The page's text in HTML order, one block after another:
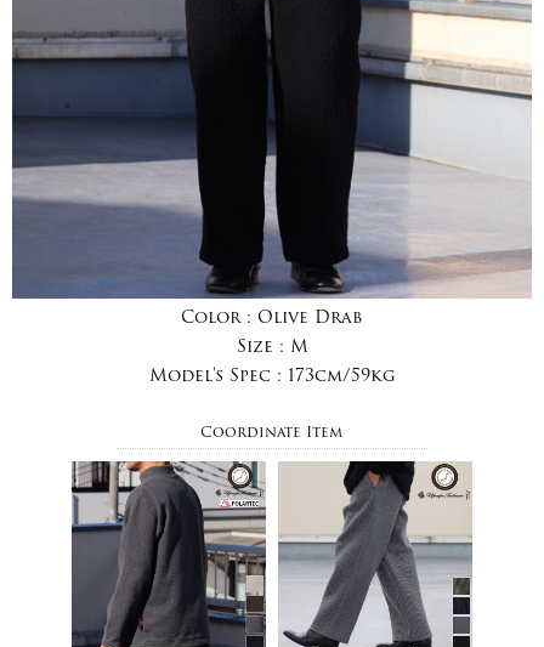
Color : Olive Drab
Size : M
Model's Spec : 173cm/59kg
Coordinate Item